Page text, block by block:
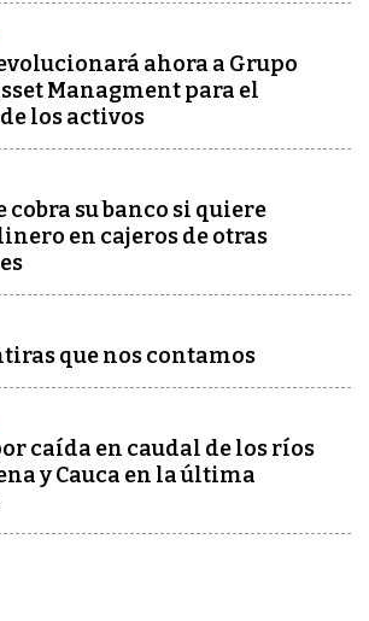
ahora a Grupo
Managment para el
los activos
cobra su banco si quiere
en cajeros de otras
que nos contamos
caída en caudal de los ríos
y Cauca en la última